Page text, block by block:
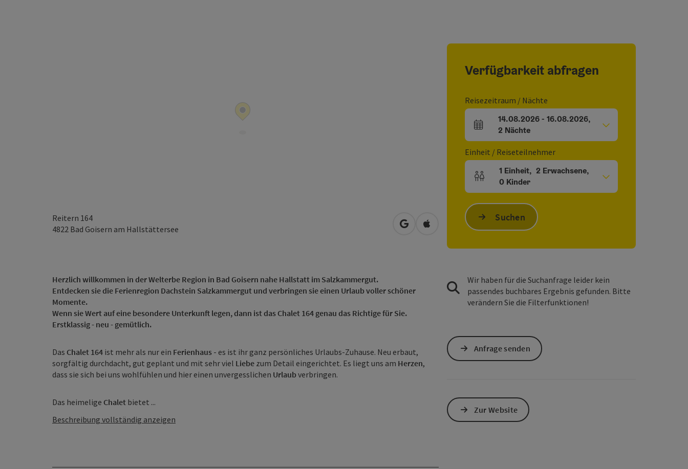
Reitern 164
4822 Bad Goisern am Hallstättersee in Google Maps öffnen
in Apple Maps öffnen
Herzlich willkommen in der Welterbe Region in Bad Goisern nahe Hallstatt im Salzkammergut.
Entdecken sie die Ferienregion Dachstein Salzkammergut und verbringen sie einen Urlaub voller schöner
Momente.
Wenn sie Wert auf eine besondere Unterkunft legen, dann ist das Chalet 164 genau das Richtige für Sie.
Erstklassig - neu - gemütlich.
Das Chalet 164 ist mehr als nur ein Ferienhaus - es ist ihr ganz persönliches Urlaubs-Zuhause. Neu erbaut,
sorgfältig durchdacht, gut geplant und mit sehr viel Liebe zum Detail eingerichtet. Es liegt uns am Herzen,
dass sie sich bei uns wohlfühlen und hier einen unvergesslichen Urlaubverbringen.
Das heimelige Chalet bietet ...
Beschreibung vollständig anzeigen
Verfügbarkeit abfragen
Reisezeitraum / Nächte
An- und Abreisefelder
14.08.2026- 16.08.2026,
2 Nächte
Einheit / Reiseteilnehmer
Einheitenanzahl und Personenfelder
1 Einheit, 2 Erwachsene,
0 Kinder
Suchen
Wir haben für die Suchanfrage leider kein
passendes buchbares Ergebnis gefunden. Bitte
verändern Sie die Filterfunktionen!
Anfrage senden
Zur Website